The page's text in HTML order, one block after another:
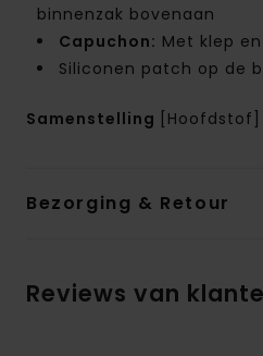
binnenzak bovenaan
Capuchon: Met klep
Siliconen patch op de
Samenstelling
Bezorging & Retour
Reviews van